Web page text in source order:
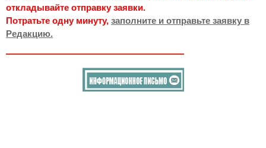
откладывайте отправку заявки.
Потратьте одну минуту, заполните и отправьте заявку в
Редакцию.